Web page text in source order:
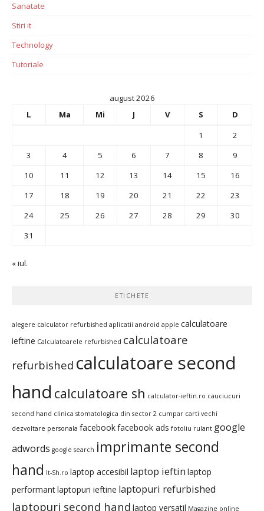
Sanatate
Stiri it
Technology
Tutoriale
august 2026
L
Ma Mi J V S
D
1
2
3
4 5 6 7 8
9
10
11 12 13 14 15
16
17
18 19 20 21 22
23
24
25 26 27 28 29
30
31
« iul.
ETICHETE
alegere calculator refurbished aplicatii android apple calculatoare
ieftine Calculatoarele refurbished calculatoare
refurbished calculatoare second
hand calculatoare sh calculator-ieftin.ro cauciucuri
second hand clinica stomatologica din sector 2 cumpar carti vechi
dezvoltare personala facebookfacebook ads fotoliu rulant google
adwords google search imprimante second
hand It-Sh.ro laptop accesibil laptop ieftin laptop
performantlaptopuri ieftine laptopuri refurbished
laptopuri second hand laptop versatil Magazine online